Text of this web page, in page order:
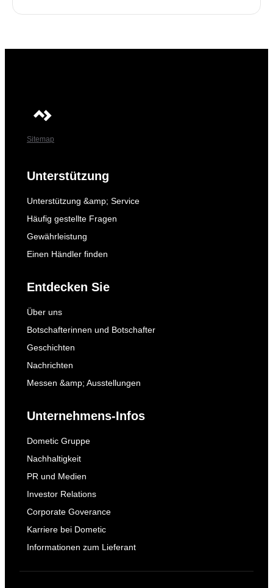
Sitemap
Unterstützung
Unterstützung &amp; Service
Häufig gestellte Fragen
Gewährleistung
Einen Händler finden
Entdecken Sie
Über uns
Botschafterinnen und Botschafter
Geschichten
Nachrichten
Messen &amp; Ausstellungen
Unternehmens-Infos
Dometic Gruppe
Nachhaltigkeit
PR und Medien
Investor Relations
Corporate Goverance
Karriere bei Dometic
Informationen zum Lieferant